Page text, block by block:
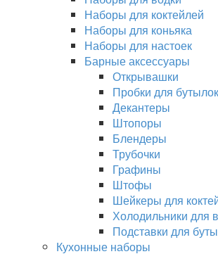
Наборы для коктейлей
Наборы для коньяка
Наборы для настоек
Барные аксессуары
Открывашки
Пробки для бутылок
Декантеры
Штопоры
Блендеры
Трубочки
Графины
Штофы
Шейкеры для
Холодильники для
Подставки для
Кухонные наборы